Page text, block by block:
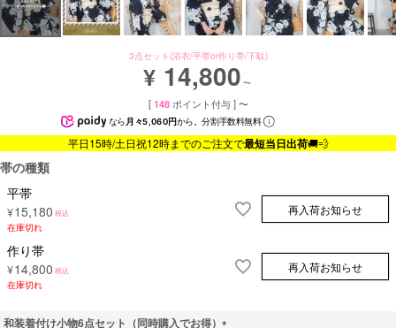
3点セット(浴衣/平帯or作り帯/下駄)
¥ 14,800 〜
[ 148 ポイント付与 ] 〜
なら月々5,060円から。分割手数料無料
平日15時/土日祝12時までのご注文で最短当日出荷🚚💨
帯の種類
平帯
¥15,180 税込
在庫切れ
再入荷お知らせ
作り帯
¥14,800 税込
在庫切れ
再入荷お知らせ
和装着付け小物6点セット（同時購入でお得）